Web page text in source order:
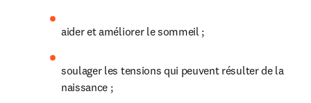
aider et améliorer le sommeil ;
soulager les tensions qui peuvent résulter de la
naissance ;